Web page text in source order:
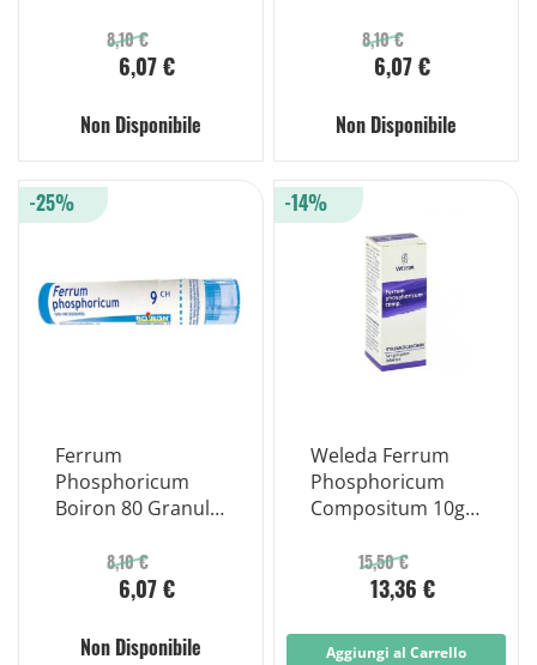
Multidose
8,10 €
6,07 €
Non Disponibile
Multidose
8,10 €
6,07 €
Non Disponibile
Ferrum
Phosphoricum
Boiron 80 Granuli
Multidose
8,10 €
6,07 €
-25%
Non Disponibile
Weleda Ferrum
Phosphoricum
Compositum 10gr
15,50 €
13,36 €
-14%
Aggiungi al Carrello